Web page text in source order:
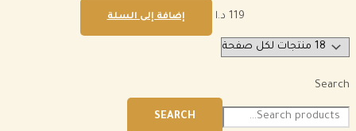
Search
SEARCH
119 د.ا إضافة إلى السلة